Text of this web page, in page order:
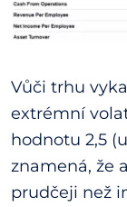
Vůči trhu
extrémní
hodnotu 2,5
znamená, že
prudčeji než